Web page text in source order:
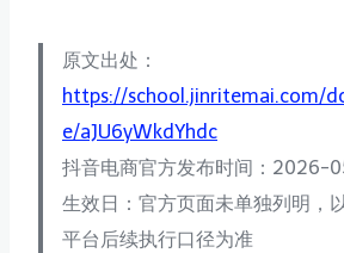
原文出处：
https://school.jinritemai.com/
e/aJU6yWkdYhdc
抖音电商官方发布时间：2026-
生效日：官方页面未单独列明，
平台后续执行口径为准